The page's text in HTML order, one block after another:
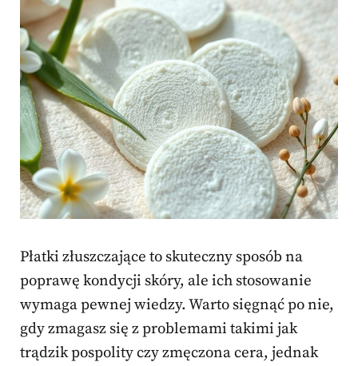
Płatki złuszczające to skuteczny sposób na
poprawę kondycji skóry, ale ich stosowanie
wymaga pewnej wiedzy. Warto sięgnąć po nie,
gdy zmagasz się z problemami takimi jak
trądzik pospolity czy zmęczona cera, jednak